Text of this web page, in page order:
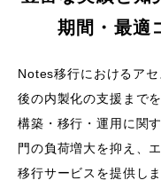
期間・最適
Notes移行におけるア
後の内製化の支援まで
構築・移行・運用に関
門の負荷増大を抑え、
移行サービスを提供しま